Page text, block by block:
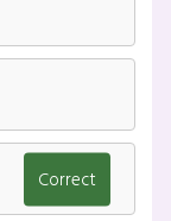
Correct